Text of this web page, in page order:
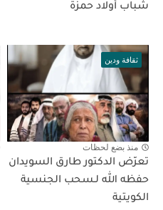
شباب أولاد حمزة
ثقافة ودين
منذ بضع لحظات
تعرّض الدكتور طارق السويدان
حفظه الله لـسحب الجنسية
الكويتية